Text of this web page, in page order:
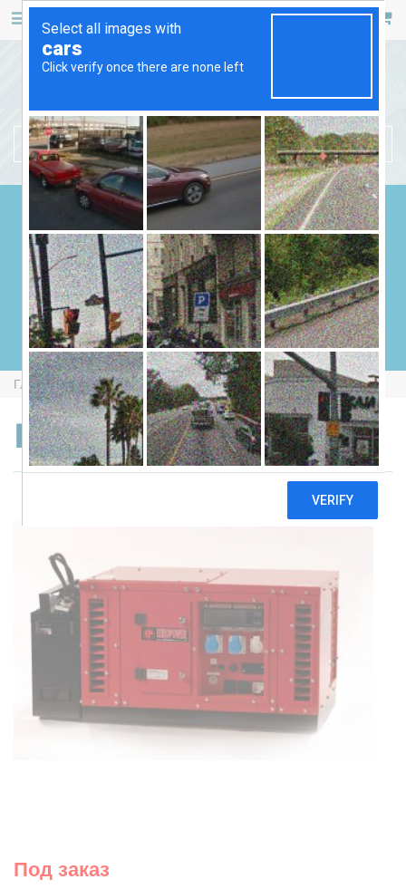
+38 (044)
БЕНЗИНОВЫЕ ГЕНЕРАТОРЫ
ДИЗЕЛЬНЫЕ ГЕНЕРАТОРЫ
ГАЗОВЫЕ ГЕНЕРАТОРЫ
СВАРОЧНЫЕ ГЕНЕРАТОРЫ
ГЕНЕРАТОРЫ ОТ ВОМ
Главная Бензиновые Генераторы Europower EPS6000E
Europower EPS6000E
Под заказ